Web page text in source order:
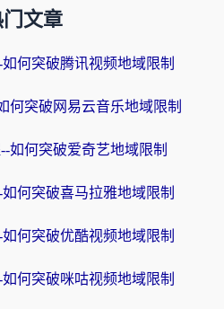
门文章
何突破腾讯视频地域限制
何突破网易云音乐地域限制
如何突破爱奇艺地域限制
何突破喜马拉雅地域限制
何突破优酷视频地域限制
何突破咪咕视频地域限制